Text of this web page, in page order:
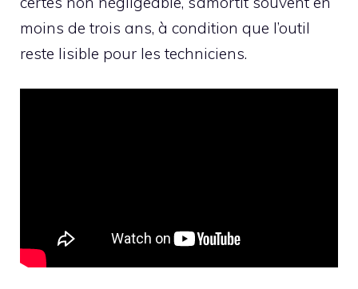
moins de trois ans, à condition que l’outil
reste lisible pour les techniciens.